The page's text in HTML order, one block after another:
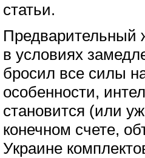
статьи.
Предварительный
в условиях
бросил все силы
особенности,
становится (или
конечном счете,
Украине